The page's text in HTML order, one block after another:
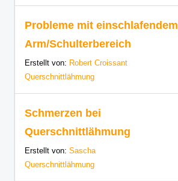
Probleme mit einschlafendem
Arm/Schulterbereich
Erstellt von: Robert Croissant
Querschnittlähmung
Schmerzen bei
Querschnittlähmung
Erstellt von: Sascha
Querschnittlähmung